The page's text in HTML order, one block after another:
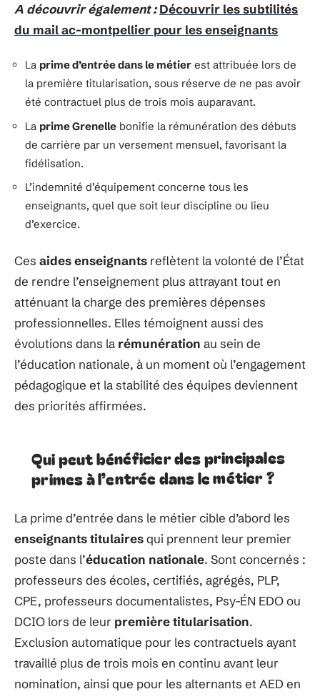
A découvrir également : Découvrir les subtilités
du mail ac-montpellier pour les enseignants
La prime d’entrée dans le métier est attribuée lors de
la première titularisation, sous réserve de ne pas avoir
été contractuel plus de trois mois auparavant.
La prime Grenelle bonifie la rémunération des débuts
de carrière par un versement mensuel, favorisant la
fidélisation.
L’indemnité d’équipement concerne tous les
enseignants, quel que soit leur discipline ou lieu
d’exercice.
Ces aides enseignants reflètent la volonté de l’État
de rendre l’enseignement plus attrayant tout en
atténuant la charge des premières dépenses
professionnelles. Elles témoignent aussi des
évolutions dans la rémunération au sein de
l’éducation nationale, à un moment où l’engagement
pédagogique et la stabilité des équipes deviennent
des priorités affirmées.
Qui peut bénéficier des principales
primes à l’entrée dans le métier ?
La prime d’entrée dans le métier cible d’abord les
enseignants titulairesqui prennent leur premier
poste dans l’éducation nationale. Sont concernés :
professeurs des écoles, certifiés, agrégés, PLP,
CPE, professeurs documentalistes, Psy-ÉN EDO ou
DCIO lors de leur première titularisation.
Exclusion automatique pour les contractuels ayant
travaillé plus de trois mois en continu avant leur
nomination, ainsi que pour les alternants et AED en